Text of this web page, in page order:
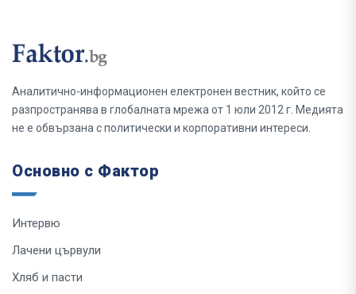
Аналитично-информационен електронен вестник, който се
разпространява в глобалната мрежа от 1 юли 2012 г. Медията
не е обвързана с политически и корпоративни интереси.
Основно с Фактор
Интервю
Лачени цървули
Хляб и пасти